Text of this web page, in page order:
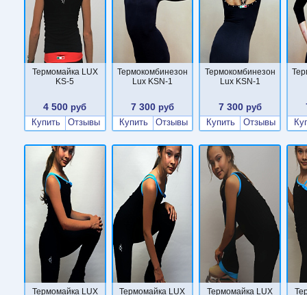
Термомайка LUX
KS-5
4 500 руб
Купить
Отзывы
Термокомбинезон
Lux KSN-1
7 300 руб
Купить
Отзывы
Термокомбинезон
Lux KSN-1
7 300руб
Купить
Отзывы
Термомайка LUX Термомайка LUX Термомайка LUX